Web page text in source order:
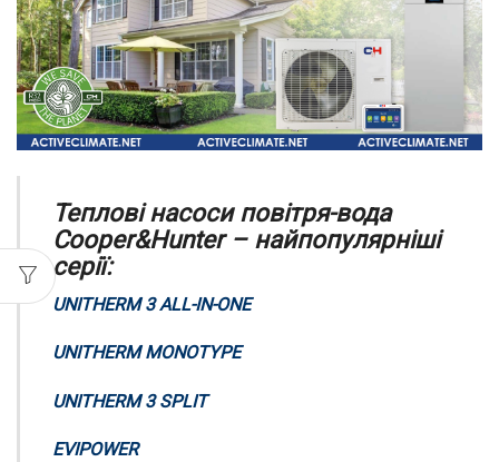
Теплові насоси повітря-вода
Cooper&Hunter – найпопулярніші
серії:
UNITHERM 3 ALL-IN-ONE
UNITHERM MONOTYPE
UNITHERM 3 SPLIT
EVIPOWER